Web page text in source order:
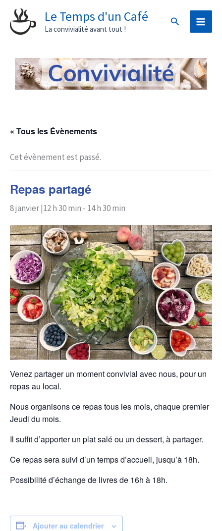
Aller
contenu
Le Temps d'un Café
La convivialité avant tout !
Rechercher
« Tous les Évènements
Cet évènement est passé.
Repas partagé
8 janvier |12 h 30 min - 14 h 30 min
Venez partager un moment convivial avec nous, pour un
repas au local.
Nous organisons ce repas tous les mois, chaque premier
Jeudi du mois.
Il suffit d’apporter un plat salé ou un dessert, à partager.
Ce repas sera suivi d’un temps d’accueil, jusqu’à 18h.
Possibilité d’échange de livres de 16h à 18h.
Ajouter au calendrier